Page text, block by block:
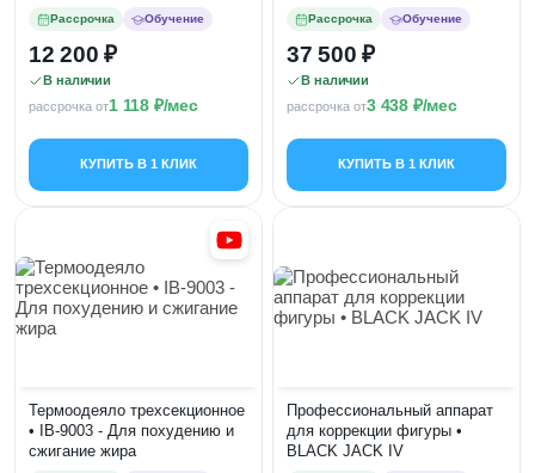
фигуры
Рассрочка Обучение
12 200
В наличии
рассрочка от1 118 /мес
КУПИТЬ В 1 КЛИК
Рассрочка Обучение
37 500
В наличии
рассрочка от3 438 /мес
КУПИТЬ В 1 КЛИК
Термоодеяло трехсекционное
• IB-9003 - Для похудению и
сжигание жира
Профессиональный аппарат
для коррекции фигуры •
BLACK JACK IV